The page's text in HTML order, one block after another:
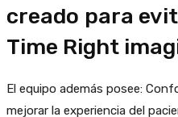
creado para
Time Right
El equipo además posee:
mejorar la experiencia del